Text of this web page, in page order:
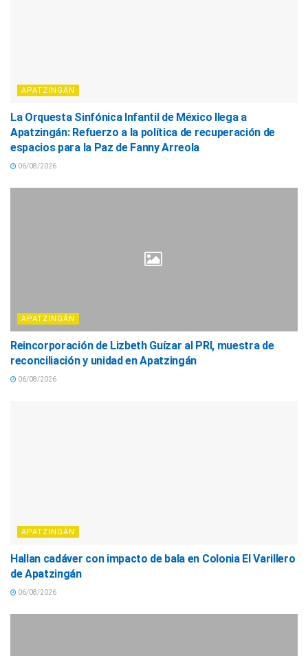
APATZINGÁN
La Orquesta Sinfónica Infantil de México llega a
Apatzingán: Refuerzo a la política de recuperación de
espacios para la Paz de Fanny Arreola
06/08/2026
APATZINGÁN
Reincorporación de Lizbeth Guízar al PRI, muestra de
reconciliación y unidad en Apatzingán
06/08/2026
APATZINGÁN
Hallan cadáver con impacto de bala en Colonia El Varillero
de Apatzingán
06/08/2026